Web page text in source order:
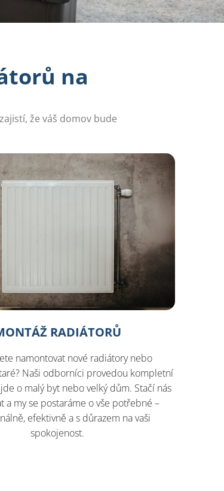
na
že váš domov bude
RADIÁTORŮ
namontovat nové radiátory nebo
Naši odborníci provedou kompletní
o malý byt nebo velký dům. Stačí nás
a my se postaráme o vše potřebné –
efektivně a s důrazem na vaši
spokojenost.